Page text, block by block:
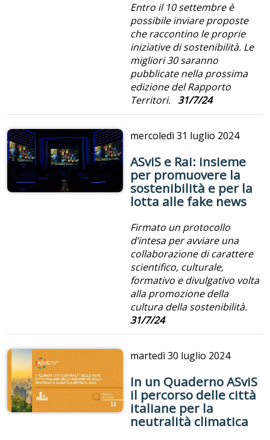
Entro il 10 settembre è
possibile inviare proposte
che raccontino le proprie
iniziative di sostenibilità. Le
migliori 30 saranno
pubblicate nella prossima
edizione del Rapporto
Territori. 31/7/24
mercoledì31 luglio 2024
ASviS e Rai: insieme
per promuovere la
sostenibilità e per la
lotta alle fake news
Firmato un protocollo
d’intesa per avviare una
collaborazione di carattere
scientifico, culturale,
formativo e divulgativo volta
alla promozione della
cultura della sostenibilità.
31/7/24
martedì30 luglio 2024
In un Quaderno ASviS
il percorso delle città
italiane per la
neutralità climatica